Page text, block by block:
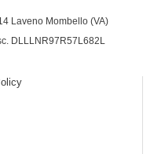
Laveno Mombello (VA)
DLLLNR97R57L682L